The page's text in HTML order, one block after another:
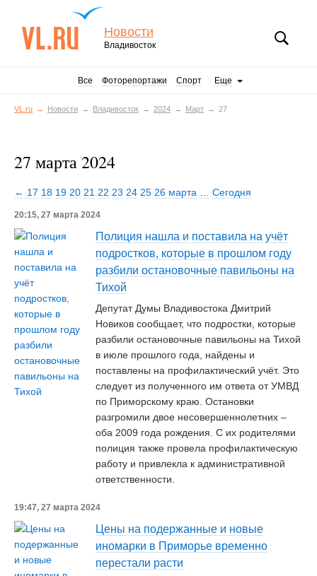
Новости
Владивосток
Все Фоторепортажи Спорт Еще
VL.ru Новости Владивосток 2024 Март 27
27 марта 2024
← 17 18 19 20 21 22 23 24 25 26 марта Сегодня
20:15, 27 марта 2024
Полиция нашла и поставила на учёт
подростков, которые в прошлом году
разбили остановочные павильоны на
Тихой
Депутат Думы Владивостока Дмитрий
Новиков сообщает, что подростки, которые
разбили остановочные павильоны на Тихой
в июле прошлого года, найдены и
поставлены на профилактический учёт. Это
следует из полученного им ответа от УМВД
по Приморскому краю. Остановки
разгромили двое несовершеннолетних –
оба 2009 года рождения. С их родителями
полиция также провела профилактическую
работу и привлекла к административной
ответственности.
19:47, 27 марта 2024
Цены на подержанные и новые
иномарки в Приморье временно
перестали расти